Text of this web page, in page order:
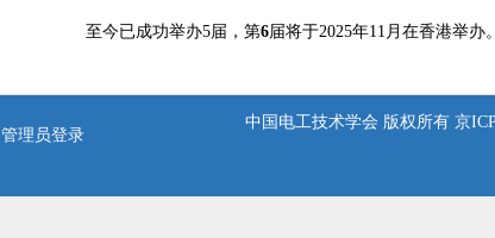
至今已成功举办5届，第6届将于2025年11月在香港举办。
管理员登录
中国电工技术学会 版权所有 京